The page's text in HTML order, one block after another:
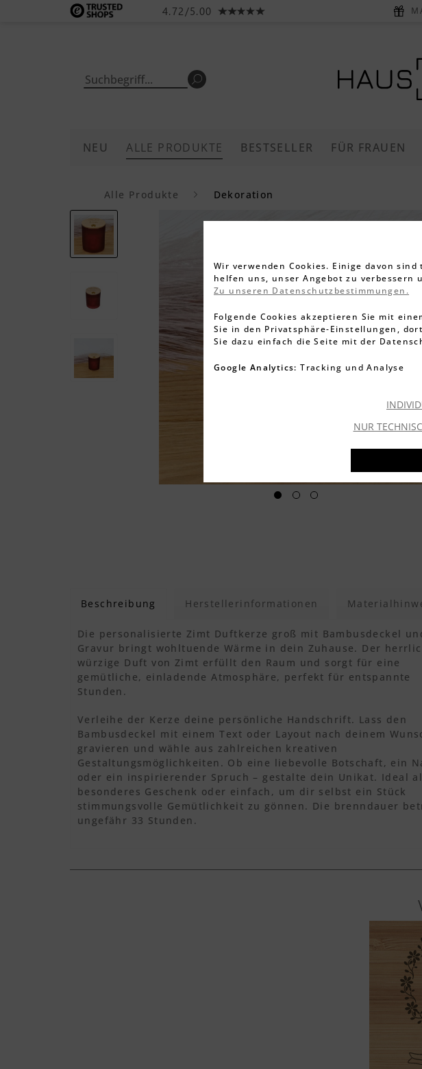
4.72/5.00
NEU ALLE PRODUKTE BESTSELLER FÜR FRAUEN
Alle Produkte Dekoration
Beschreibung Herstellerinformationen
Die personalisierte Zimt Duftkerze groß mit Bambusdeckel
Gravur bringt wohltuende Wärme in dein Zuhause. Der
würzige Duft von Zimt erfüllt den Raum und sorgt für eine
gemütliche, einladende Atmosphäre, perfekt für entspannte
Stunden.
Verleihe der Kerze deine persönliche Handschrift. Lass den
Bambusdeckel mit einem Text oder Layout nach deinem
gravieren und wähle aus zahlreichen kreativen
Gestaltungsmöglichkeiten. Ob eine liebevolle Botschaft, ein
oder ein inspirierender Spruch – gestalte dein Unikat. Ideal
besonderes Geschenk oder einfach, um dir selbst ein Stück
stimmungsvolle Gemütlichkeit zu gönnen. Die brenndauer
ungefähr 33 Stunden.
Wir verwenden Cookies. Einige davon
helfen uns, unser Angebot zu verbessern
Zu unseren Datenschutzbestimmungen.
Folgende Cookies akzeptieren Sie mit
Sie in den Privatsphäre-Einstellungen,
Sie dazu einfach die Seite mit der
Google Analytics: Tracking und Analyse
NUR